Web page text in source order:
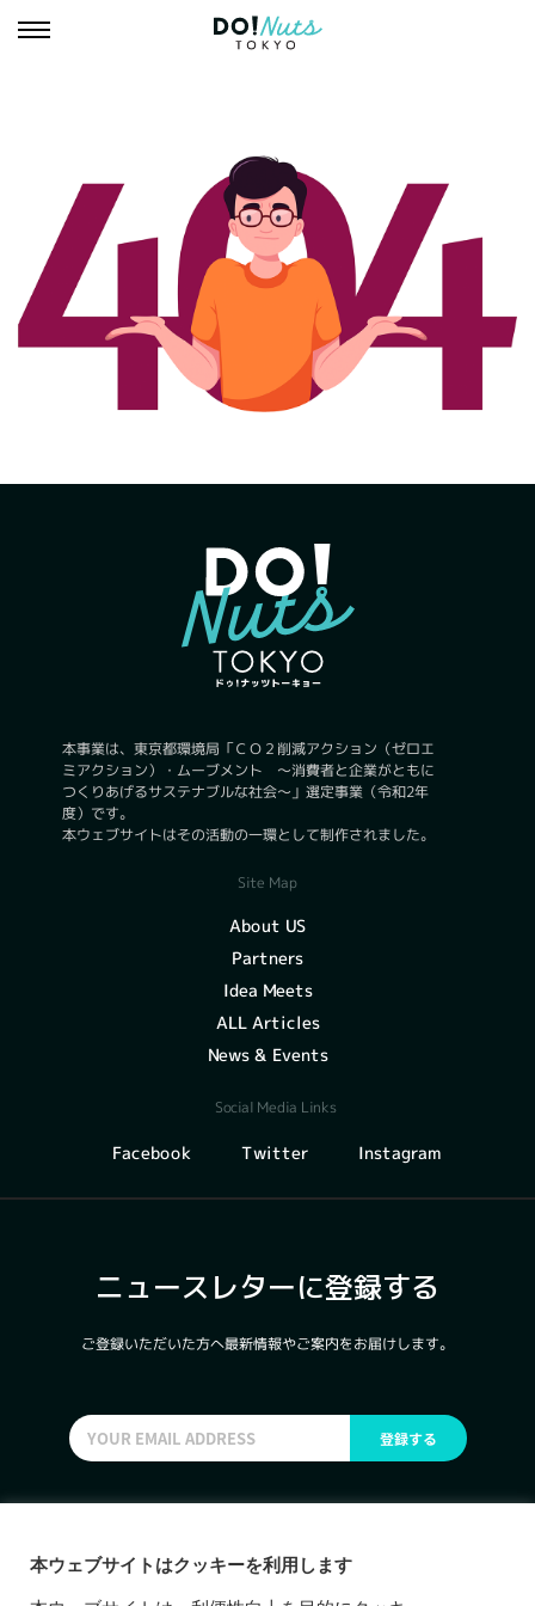
Site Map
About US
Partners
Idea Meets
ALL Articles
News & Events
Social Media Links
Facebook Twitter Instagram
本事業は、東京都環境局「ＣＯ２削減アクション（ゼロエ
ミアクション）・ムーブメント ～消費者と企業がともに
つくりあげるサステナブルな社会～」選定事業（令和2年
度）です。
本ウェブサイトはその活動の一環として制作されました。
東京都環境局
ニュースレターに登録する
ご登録いただいた方へ最新情報やご案内をお届けします。
登録する
本ウェブサイトはクッキーを利用します